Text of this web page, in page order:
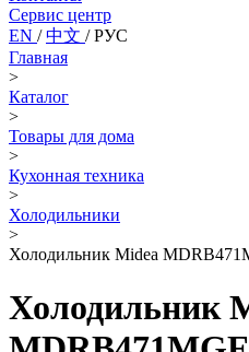
Сервис центр
EN /中文 /РУС
Главная
>
Каталог
>
Товары для дома
>
Кухонная техника
>
Холодильники
>
Холодильник Midea
Холодильник